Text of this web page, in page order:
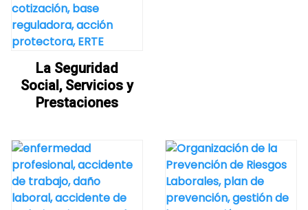
La Seguridad
Social, Servicios y
Prestaciones